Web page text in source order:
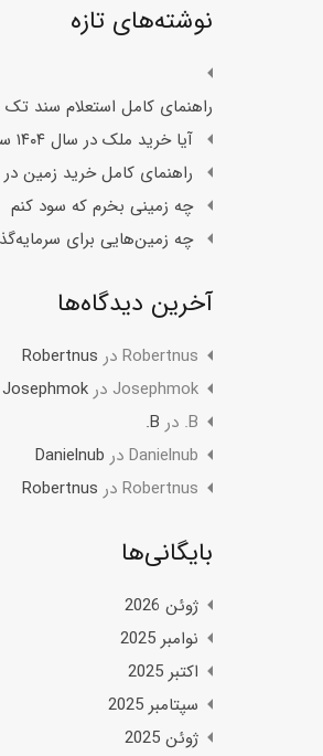
نوشته‌های تازه
راهنمای کامل استعلام سند
آیا خرید ملک در سال ۱۴۰۴ سود آور است؟
راهنمای کامل خرید زمین در
چه زمینی بخرم که سود کنم
چه زمین‌هایی برای
آخرین دیدگاه‌ها
Robertnus در Robertnus
Josephmok درJosephmok
B. در B.
Danielnub در Danielnub
Robertnus در Robertnus
بایگانی‌ها
ژوئن 2026
نوامبر 2025
اکتبر 2025
سپتامبر 2025
ژوئن 2025